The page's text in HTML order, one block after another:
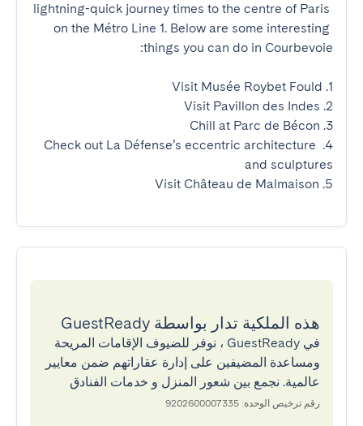
lightning-quick journey times to the centre of Paris
on the Métro Line 1. Below are some interesting
4. Check out La Défense’s eccentric architecture
5. Visit Château de Malmaison
هذه الملكية تدار بواسطة GuestReady
في GuestReady ، نوفر للضيوف الإقامات المريحة
ومساعدة المضيفين على إدارة عقاراتهم ضمن معايير
عالمية. نجمع بين شعور المنزل و خدمات الفنادق
رقم ترخيص الوحدة: 9202600007335